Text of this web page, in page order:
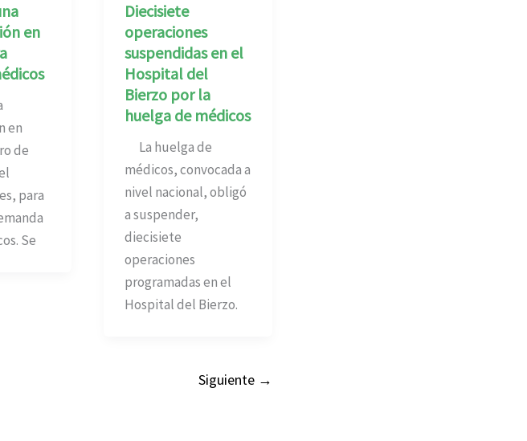
en
en
de
para
Se
Diecisiete
operaciones
suspendidas en el
Hospital del
Bierzo por la
huelga de médicos
La huelga de
médicos, convocada a
nivel nacional, obligó
a suspender,
diecisiete
operaciones
programadas en el
Hospital del Bierzo.
Siguiente →